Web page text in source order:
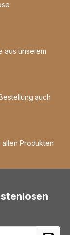
aus unserem
auch
Produkten